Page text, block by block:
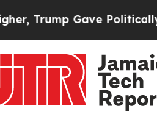
Politically